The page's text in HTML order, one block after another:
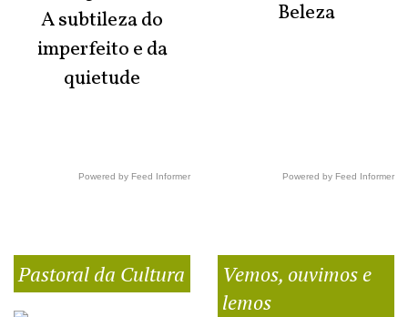
A subtileza do
imperfeito e da
quietude
Powered by Feed Informer
Beleza
Powered by Feed Informer
Pastoral da Cultura
Vemos, ouvimos e
lemos